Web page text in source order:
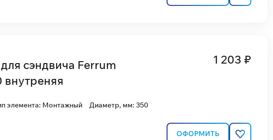
сэндвича Ferrum
элемента: Монтажный Диаметр, мм: 350
1 203 ₽
ОФОРМИТЬ